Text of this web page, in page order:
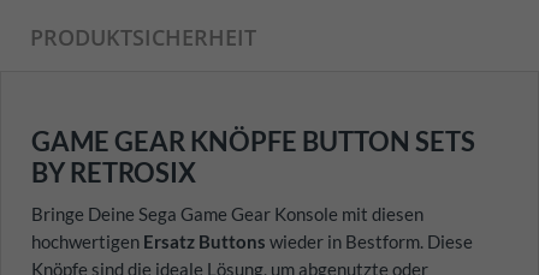
PRODUKTSICHERHEIT
GAME GEAR KNÖPFE BUTTON SETS
BY RETROSIX
Bringe Deine Sega Game Gear Konsole mit diesen
hochwertigen Ersatz Buttons wieder in Bestform. Diese
Knöpfe sind die ideale Lösung, um abgenutzte oder